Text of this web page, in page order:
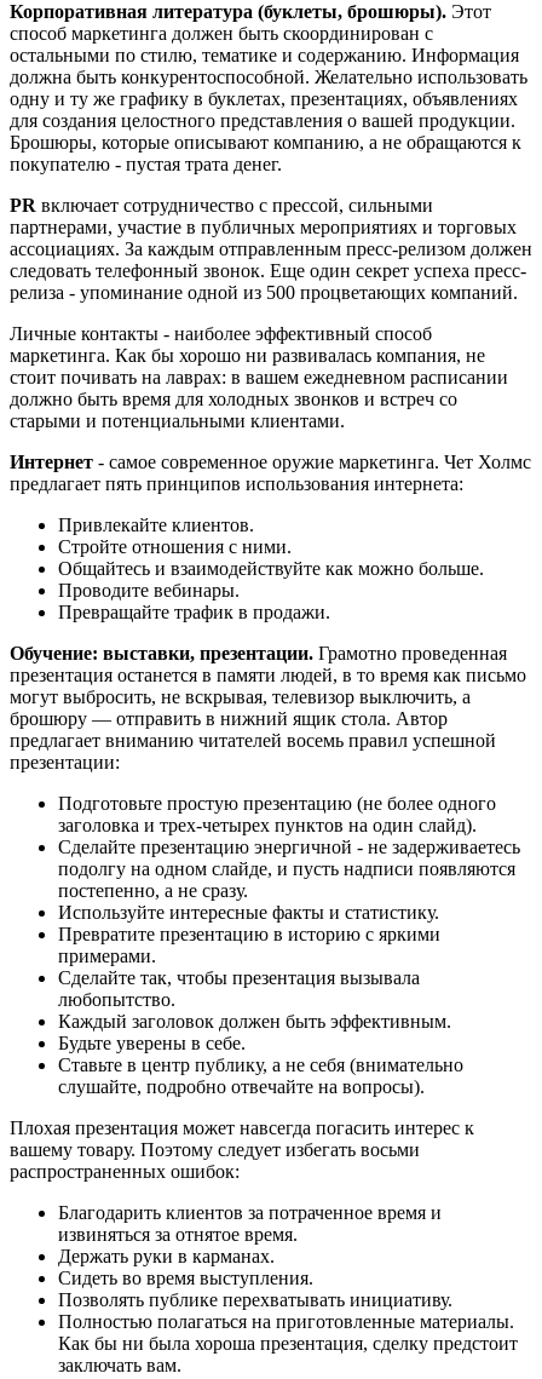
Корпоративная литература (буклеты, брошюры). Этот
способ маркетинга должен быть скоординирован с
остальными по стилю, тематике и содержанию. Информация
должна быть конкурентоспособной. Желательно использовать
одну и ту же графику в буклетах, презентациях, объявлениях
для создания целостного представления о вашей продукции.
Брошюры, которые описывают компанию, а не обращаются к
покупателю - пустая трата денег.
PR включает сотрудничество с прессой, сильными
партнерами, участие в публичных мероприятиях и торговых
ассоциациях. За каждым отправленным пресс-релизом должен
следовать телефонный звонок. Еще один секрет успеха пресс-
релиза - упоминание одной из 500 процветающих компаний.
Личные контакты - наиболее эффективный способ
маркетинга. Как бы хорошо ни развивалась компания, не
стоит почивать на лаврах: в вашем ежедневном расписании
должно быть время для холодных звонков и встреч со
старыми и потенциальными клиентами.
Интернет - самое современное оружие маркетинга. Чет Холмс
предлагает пять принципов использования интернета:
Привлекайте клиентов.
Стройте отношения с ними.
Общайтесь и взаимодействуйте как можно больше.
Проводите вебинары.
Превращайте трафик в продажи.
Обучение: выставки, презентации. Грамотно проведенная
презентация останется в памяти людей, в то время как письмо
могут выбросить, не вскрывая, телевизор выключить, а
брошюру — отправить в нижний ящик стола. Автор
предлагает вниманию читателей восемь правил успешной
презентации:
Подготовьте простую презентацию (не более одного
заголовка и трех-четырех пунктов на один слайд).
Сделайте презентацию энергичной - не задерживаетесь
подолгу на одном слайде, и пусть надписи появляются
постепенно, а не сразу.
Используйте интересные факты и статистику.
Превратите презентацию в историю с яркими
примерами.
Сделайте так, чтобы презентация вызывала
любопытство.
Каждый заголовок должен быть эффективным.
Будьте уверены в себе.
Ставьте в центр публику, а не себя (внимательно
слушайте, подробно отвечайте на вопросы).
Плохая презентация может навсегда погасить интерес к
вашему товару. Поэтому следует избегать восьми
распространенных ошибок:
Благодарить клиентов за потраченное время и
извиняться за отнятое время.
Держать руки в карманах.
Сидеть во время выступления.
Позволять публике перехватывать инициативу.
Полностью полагаться на приготовленные материалы.
Как бы ни была хороша презентация, сделку предстоит
заключать вам.